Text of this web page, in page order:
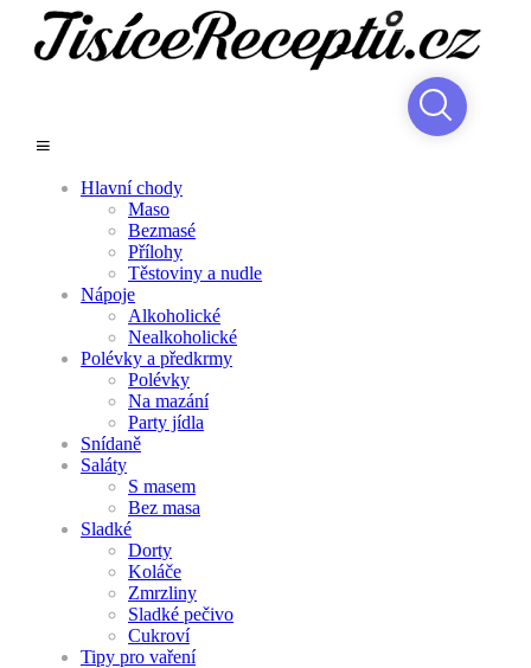
Hlavní chody
Maso
Bezmasé
Přílohy
Těstoviny a nudle
Nápoje
Alkoholické
Nealkoholické
Polévky a předkrmy
Polévky
Na mazání
Party jídla
Snídaně
Saláty
S masem
Bez masa
Sladké
Dorty
Koláče
Zmrzliny
Sladké pečivo
Cukroví
Tipy pro vaření